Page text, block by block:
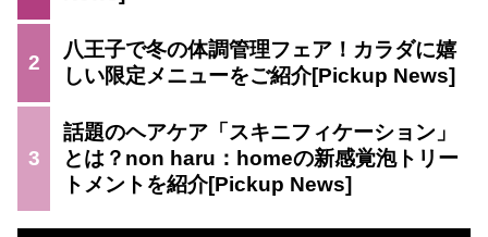
2
八王子で冬の体調管理フェア！カラダに嬉
しい限定メニューをご紹介
3
話題のヘアケア「スキニフィケーション」
とは？non haru：homeの新感覚泡トリー
トメントを紹介